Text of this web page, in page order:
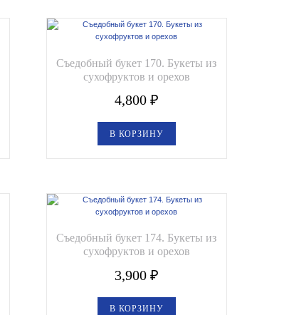
Съедобный букет 170. Букеты из
сухофруктов и орехов
4,800 ₽
В КОРЗИНУ
Съедобный букет 174. Букеты из
сухофруктов и орехов
3,900 ₽
В КОРЗИНУ